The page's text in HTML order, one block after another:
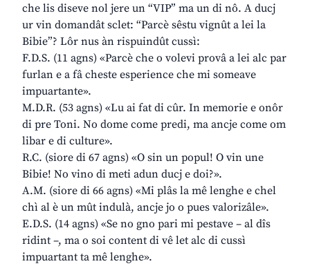
che lis diseve nol jere un “VIP” ma un di nô. A ducj
ur vin domandât sclet: “Parcè sêstu vignût a lei la
Bibie”? Lôr nus àn rispuindût cussì:
F.D.S. (11 agns) «Parcè che o volevi provâ a lei alc par
furlan e a fâ cheste esperience che mi someave
impuartante».
M.D.R. (53 agns) «Lu ai fat di cûr. In memorie e onôr
di pre Toni. No dome come predi, ma ancje come om
libar e di culture».
R.C. (siore di 67 agns) «O sin un popul! O vin une
Bibie! No vino di meti adun ducj e doi?».
A.M. (siore di 66 agns) «Mi plâs la mê lenghe e chel
chì al è un mût indulà, ancje jo o pues valorizâle».
E.D.S. (14 agns) «Se no gno pari mi pestave – al dîs
ridint –, ma o soi content di vê let alc di cussì
impuartant ta mê lenghe».